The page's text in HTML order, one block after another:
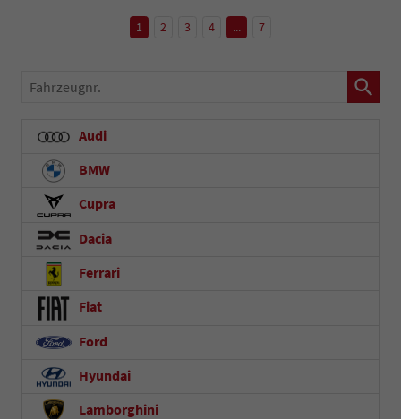
1 2 3 4 ... 7
Fahrzeugnr.
Audi
BMW
Cupra
Dacia
Ferrari
Fiat
Ford
Hyundai
Lamborghini